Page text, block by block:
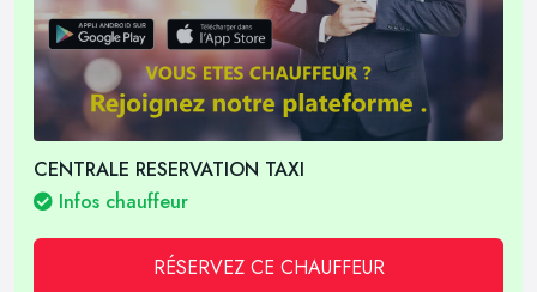
CENTRALE RESERVATION TAXI
Infos chauffeur
RÉSERVEZ CE CHAUFFEUR